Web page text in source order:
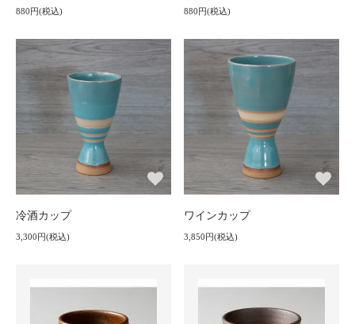
880円(税込) 880円(税込)
冷酒カップ
3,300円(税込)
ワインカップ
3,850円(税込)